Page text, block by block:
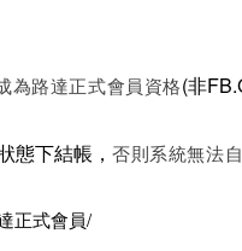
為路達正式會員資格(非
態下結帳， 否則系統無法
正式會員/